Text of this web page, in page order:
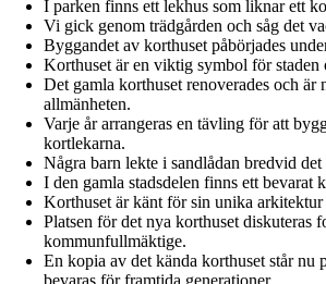
I parken finns ett lekhus som liknar ett
Vi gick genom trädgården och såg det
Byggandet av korthuset påbörjades
Korthuset är en viktig symbol för staden
Det gamla korthuset renoverades och är
allmänheten.
Varje år arrangeras en tävling för att
kortlekarna.
Några barn lekte i sandlådan bredvid
I den gamla stadsdelen finns ett bevarat
Korthuset är känt för sin unika arkitektur
Platsen för det nya korthuset diskuteras
kommunfullmäktige.
En kopia av det kända korthuset står nu
bevaras för framtida generationer.